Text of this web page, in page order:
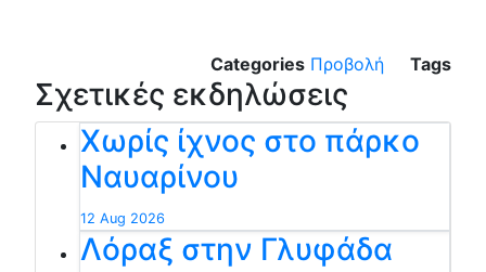
Categories Προβολή Tags
Σχετικές εκδηλώσεις
Χωρίς ίχνος στο πάρκο
Ναυαρίνου
12 Aug 2026
Λόραξ στην Γλυφάδα